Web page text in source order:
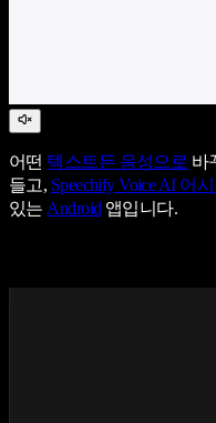
어떤 텍스트든 음성으로 바
들고, Speechify Voice AI 어
있는 Android 앱입니다.